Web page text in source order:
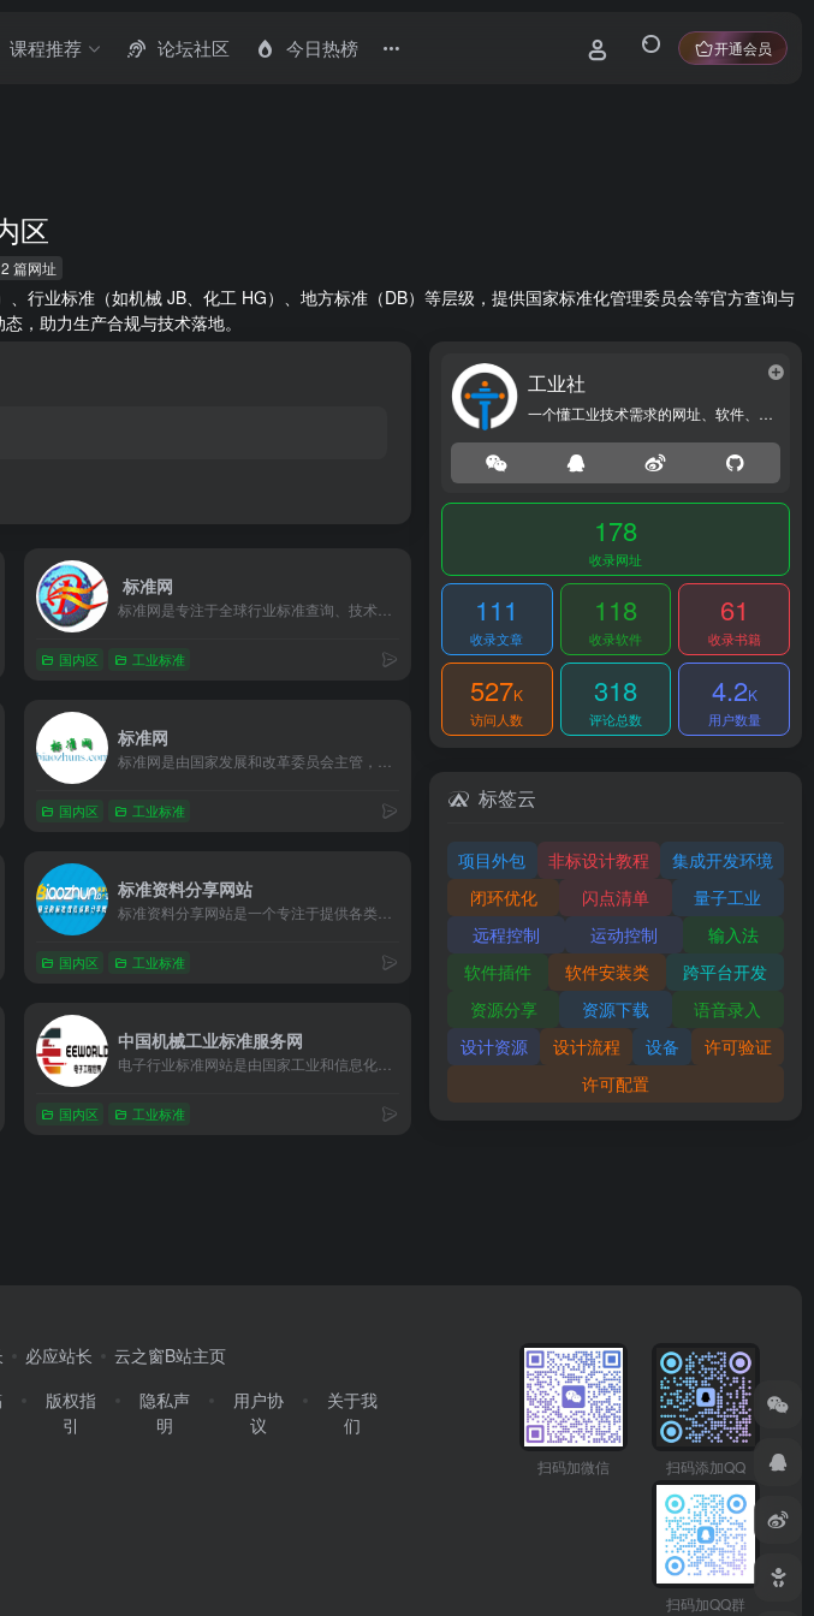
课程推荐 论坛社区 今日热榜 开通会员
区
篇网址
行业标准（如机械 JB、化工 HG）、地方标准（DB）等层级，提供国家标准化管理委员会等官方查询与
，助力生产合规与技术落地。
标准网
标准网是专注于全球行业标准查询、技术规范解读及合规服务的数字化平台，面向企业技术研发人员、质量管理从业者及科研机构，提供ISO、GB、ASTM等50万+国内外标准文档的在线检索与下载服务。网站以“连接标准与产业”为使命，助力用户高效获取权威技术指导，降低合规风险，推动产品创新。
国内区 工业标准
标准网
国内区 工业标准
标准资料分享网站
标准资料分享网站是一个专注于提供各类标准资料下载与交流的平台，汇聚海量标准文档，旨在帮助用户快速获取所需标准信息，促进标准化知识的共享与传播。
国内区 工业标准
中国机械工业标准服务网
电子行业标准网站是由国家工业和信息化部指导、中国电子技术标准化研究院（CESI）运营的权威平台，聚焦电子信息技术、元器件、设备制造等领域，提供标准查询、技术解读、产业政策及行业动态服务，助力企业合规生产、技术创新与全球化布局。
国内区 工业标准
工业社
一个懂工业技术需求的网址、软件、资源、热点导航大全网站！
178
收录网址
111
收录文章
118
收录软件
61
收录书籍
527K
访问人数
318
评论总数
4.2K
用户数量
标签云
项目外包 非标设计教程
集成开发环境
闭环优化
闪点清单
量子工业
远程控制
运动控制
输入法
软件插件
软件安装类
跨平台开发
资源分享
资源下载
语音录入
设计资源
设计流程 设备
许可验证
许可配置
必应站长
云之窗B站主页
版权指
引
隐私声
明
用户协
议
关于我
们
扫码加微信 扫码添加QQ
扫码加QQ群